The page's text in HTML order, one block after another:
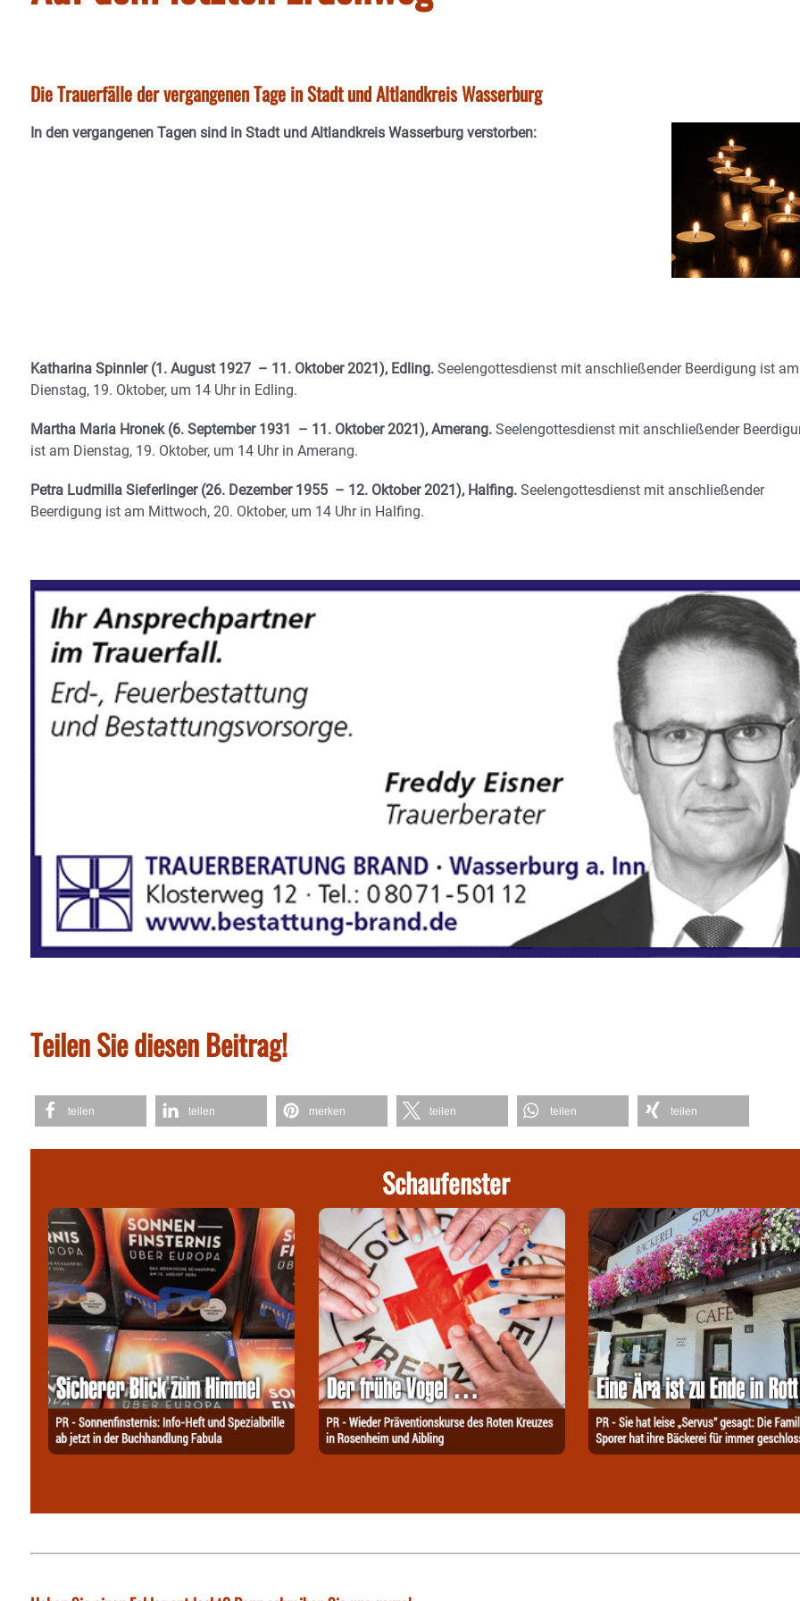
Die Trauerfälle der vergangenen Tage in Stadt und Altlandkreis Wasserburg
In den vergangenen Tagen sind in Stadt und Altlandkreis Wasserburg verstorben:
Katharina Spinnler (1. August 1927 – 11. Oktober 2021), Edling. Seelengottesdienst mit anschließender Beerdigung ist am
Dienstag, 19. Oktober, um 14 Uhr in Edling.
Martha Maria Hronek (6. September 1931 – 11. Oktober 2021), Amerang. Seelengottesdienst mit anschließender
ist am Dienstag, 19. Oktober, um 14 Uhr in Amerang.
Petra Ludmilla Sieferlinger (26. Dezember 1955 – 12. Oktober 2021), Halfing. Seelengottesdienst mit anschließender
Beerdigung ist am Mittwoch, 20. Oktober, um 14 Uhr in Halfing.
Teilen Sie diesen Beitrag!
teilen teilen merken teilen teilen teilen
Schaufenster